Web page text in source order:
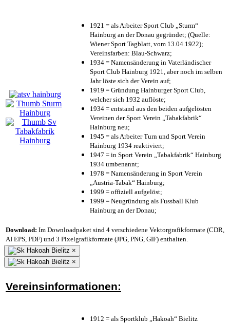
1921 = als Arbeiter Sport Club „Sturm“
Hainburg an der Donau gegründet; (Quelle:
Wiener Sport Tagblatt, vom 13.04.1922);
Vereinsfarben: Blau-Schwarz;
1934 = Namensänderung in Vaterländischer
Sport Club Hainburg 1921, aber noch im selben
Jahr löste sich der Verein auf;
1919 = Gründung Hainburger Sport Club,
welcher sich 1932 auflöste;
1934 = entstand aus den beiden aufgelösten
Vereinen der Sport Verein „Tabakfabrik“
Hainburg neu;
1945 = als Arbeiter Turn und Sport Verein
Hainburg 1934 reaktiviert;
1947 = in Sport Verein „Tabakfabrik“ Hainburg
1934 umbenannt;
1978 = Namensänderung in Sport Verein
„Austria-Tabak“ Hainburg;
1999 = offiziell aufgelöst;
1999 = Neugründung als Fussball Klub
Hainburg an der Donau;
Download: Im Downloadpaket sind 4 verschiedene Vektorgrafikformate (CDR,
AI EPS, PDF) und 3 Pixelgrafikformate (JPG, PNG, GIF) enthalten.
×
×
Vereinsinformationen:
1912 = als Sportklub „Hakoah“ Bielitz